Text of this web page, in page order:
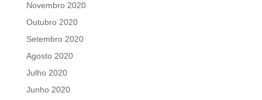
Novembro 2020
Outubro 2020
Setembro 2020
Agosto 2020
Julho 2020
Junho 2020